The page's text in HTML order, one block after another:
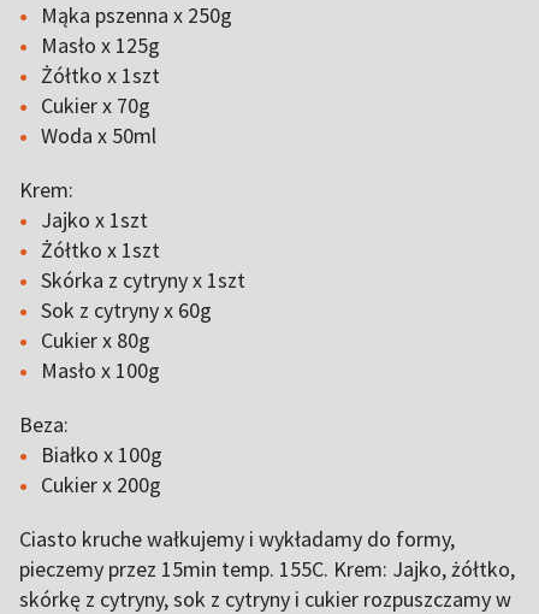
Mąka pszenna x 250g
Masło x 125g
Żółtko x 1szt
Cukier x 70g
Woda x 50ml
Krem:
Jajko x 1szt
Żółtko x 1szt
Skórka z cytryny x 1szt
Sok z cytryny x 60g
Cukier x 80g
Masło x 100g
Beza:
Białko x 100g
Cukier x 200g
Ciasto kruche wałkujemy i wykładamy do formy,
pieczemy przez 15min temp. 155C. Krem: Jajko, żółtko,
skórkę z cytryny, sok z cytryny i cukier rozpuszczamy w